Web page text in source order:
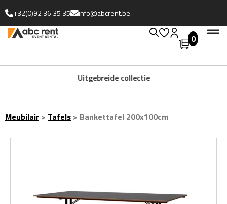
+32(0)92 36 35 35 info@abcrent.be
0
Uitgebreide collectie
Meubilair > Tafels > Bankettafel 200x100cm